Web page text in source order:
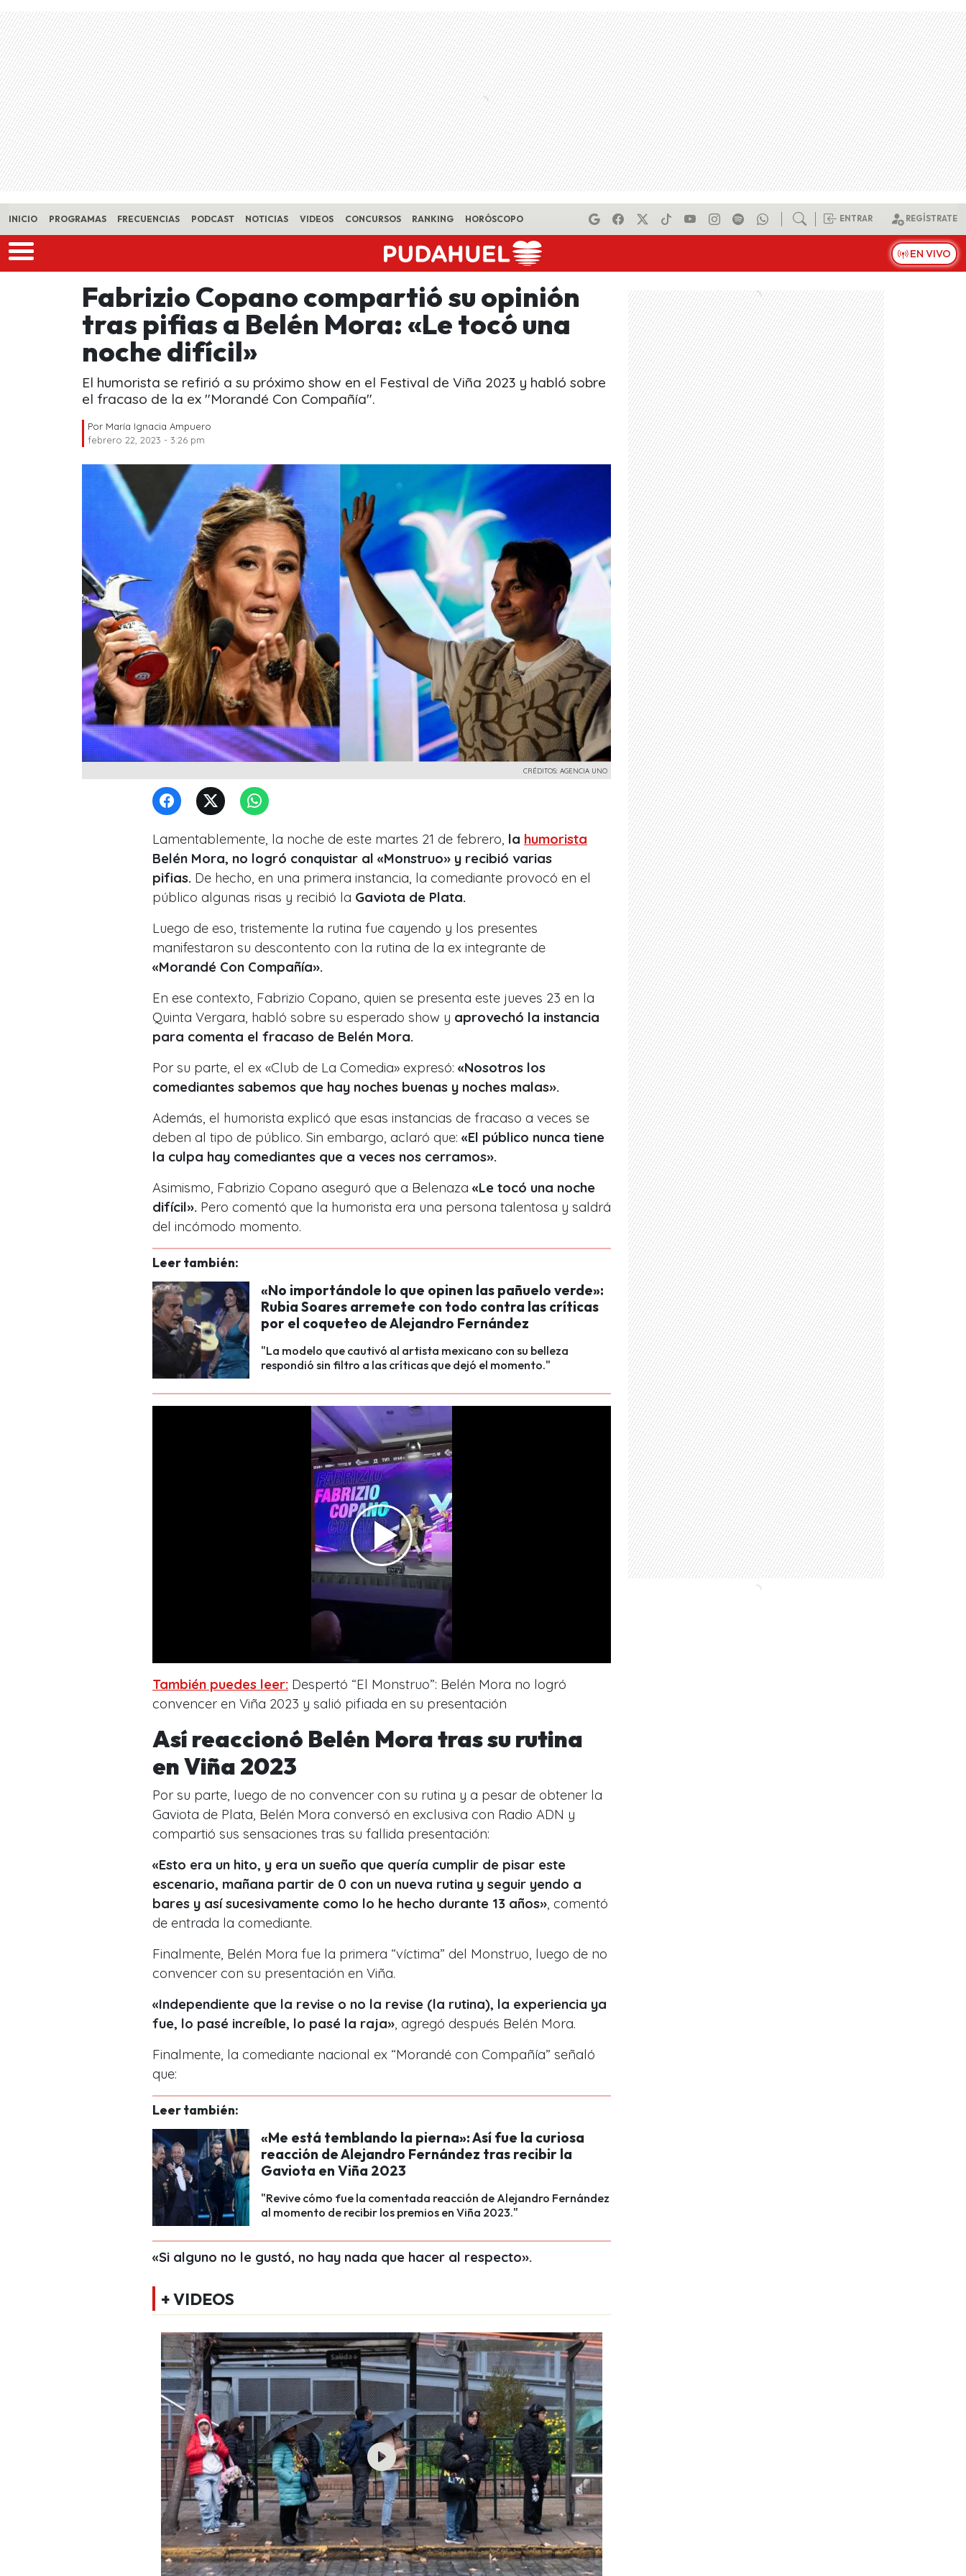
Skip to main content
INICIO PROGRAMAS FRECUENCIAS PODCAST NOTICIAS VIDEOS CONCURSOS RANKING HORÓSCOPO ENTRAR REGÍSTRATE
EN VIVO
Fabrizio Copano compartió su opinión
tras pifias a Belén Mora: «Le tocó una
noche difícil»
El humorista se refirió a su próximo show en el Festival de Viña 2023 y habló sobre
el fracaso de la ex "Morandé Con Compañía".
Por María Ignacia Ampuero
febrero 22, 2023 - 3:26 pm
CRÉDITOS: AGENCIA UNO
Lamentablemente, la noche de este martes 21 de febrero, la humorista
Belén Mora, no logró conquistar al «Monstruo» y recibió varias
pifias. De hecho, en una primera instancia, la comediante provocó en el
público algunas risas y recibió la Gaviota de Plata.
Luego de eso, tristemente la rutina fue cayendo y los presentes
manifestaron su descontento con la rutina de la ex integrante de
«Morandé Con Compañía».
En ese contexto, Fabrizio Copano, quien se presenta este jueves 23 en la
Quinta Vergara, habló sobre su esperado show y aprovechó la instancia
para comenta el fracaso de Belén Mora.
Por su parte, el ex «Club de La Comedia» expresó: «Nosotros los
comediantes sabemos que hay noches buenas y noches malas».
Además, el humorista explicó que esas instancias de fracaso a veces se
deben al tipo de público. Sin embargo, aclaró que: «El público nunca tiene
la culpa hay comediantes que a veces nos cerramos».
Asimismo, Fabrizio Copano aseguró que a Belenaza «Le tocó una noche
difícil». Pero comentó que la humorista era una persona talentosa y saldrá
del incómodo momento.
Leer también:
«No importándole lo que opinen las pañuelo verde»:
Rubia Soares arremete con todo contra las críticas
por el coqueteo de Alejandro Fernández
"La modelo que cautivó al artista mexicano con su belleza
respondió sin filtro a las críticas que dejó el momento."
También puedes leer: Despertó “El Monstruo”: Belén Mora no logró
convencer en Viña 2023 y salió pifiada en su presentación
Así reaccionó Belén Mora tras su rutina
en Viña 2023
Por su parte, luego de no convencer con su rutina y a pesar de obtener la
Gaviota de Plata, Belén Mora conversó en exclusiva con Radio ADN y
compartió sus sensaciones tras su fallida presentación:
«Esto era un hito, y era un sueño que quería cumplir de pisar este
escenario, mañana partir de 0 con un nueva rutina y seguir yendo a
bares y así sucesivamente como lo he hecho durante 13 años», comentó
de entrada la comediante.
Finalmente, Belén Mora fue la primera “víctima” del Monstruo, luego de no
convencer con su presentación en Viña.
«Independiente que la revise o no la revise (la rutina), la experiencia ya
fue, lo pasé increíble, lo pasé la raja», agregó después Belén Mora.
Finalmente, la comediante nacional ex “Morandé con Compañía” señaló
que:
Leer también:
«Me está temblando la pierna»: Así fue la curiosa
reacción de Alejandro Fernández tras recibir la
Gaviota en Viña 2023
"Revive cómo fue la comentada reacción de Alejandro Fernández
al momento de recibir los premios en Viña 2023."
«Si alguno no le gustó, no hay nada que hacer al respecto».
+ VIDEOS